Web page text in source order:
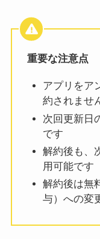
重要な注意点
アプリをア
約されませ
次回更新日
です
解約後も、
用可能です
解約後は無
与）への変